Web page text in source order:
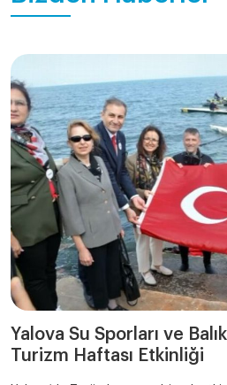
Yalova Su Sporları ve
Turizm Haftası Etkinliği